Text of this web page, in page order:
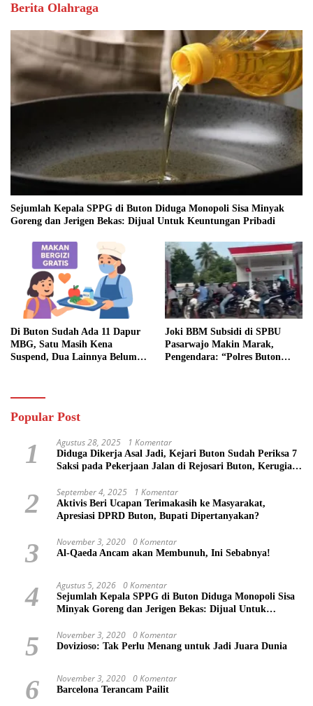
Berita Olahraga
Sejumlah Kepala SPPG di Buton Diduga Monopoli Sisa Minyak
Goreng dan Jerigen Bekas: Dijual Untuk Keuntungan Pribadi
Di Buton Sudah Ada 11 Dapur
MBG, Satu Masih Kena
Suspend, Dua Lainnya Belum
Joki BBM Subsidi di SPBU
Pasarwajo Makin Marak,
Pengendara: “Polres Buton
Popular Post
1 Agustus 28, 2025 1 Komentar
Diduga Dikerja Asal Jadi, Kejari Buton Sudah Periksa 7
Saksi pada Pekerjaan Jalan di Rejosari Buton, Kerugian
2 September 4, 2025 1 Komentar
Aktivis Beri Ucapan Terimakasih ke Masyarakat,
Apresiasi DPRD Buton, Bupati Dipertanyakan?
3 November 3, 2020 0 Komentar
Al-Qaeda Ancam akan Membunuh, Ini Sebabnya!
4 Agustus 5, 2026 0 Komentar
Sejumlah Kepala SPPG di Buton Diduga Monopoli Sisa
Minyak Goreng dan Jerigen Bekas: Dijual Untuk
5 November 3, 2020 0 Komentar
Dovizioso: Tak Perlu Menang untuk Jadi Juara Dunia
6 November 3, 2020 0 Komentar
Barcelona Terancam Pailit